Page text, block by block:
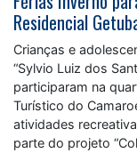
Residencial
Crianças e
“Sylvio Luiz dos
participaram na
Turístico do
atividades
parte do projeto